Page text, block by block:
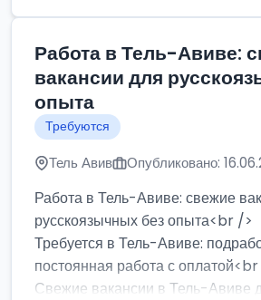
Работа в Тель-Авиве:
вакансии для
опыта
Требуются
Тель Авив Опубликовано:
Работа в Тель-Авиве: свежие
русскоязычных без опыта<br />
Требуется в Тель-Авиве:
постоянная работа с
Свежие вакансии в Тель-Авиве